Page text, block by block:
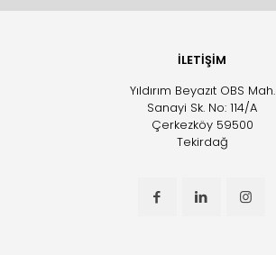
İLETİŞİM
Yıldırım Beyazıt OBS Mah.
Sanayi Sk. No: 114/A
Çerkezköy 59500
Tekirdağ